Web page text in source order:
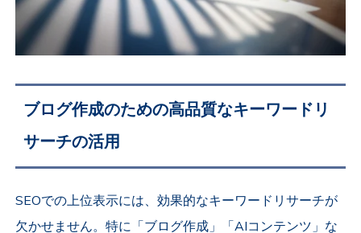
ブログ作成のための高品質なキーワードリ
サーチの活用
SEOでの上位表示には、効果的なキーワードリサーチが
欠かせません。特に「ブログ作成」「AIコンテンツ」な